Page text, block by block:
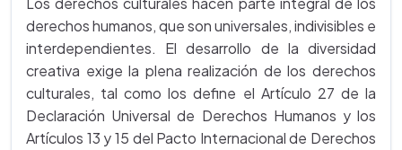
derechos humanos, que son universales, indivisibles e
interdependientes. El desarrollo de la diversidad
creativa exige la plena realización de los derechos
culturales, tal como los define el Artículo 27 de la
Declaración Universal de Derechos Humanos y los
Artículos 13 y 15 del Pacto Internacional de Derechos